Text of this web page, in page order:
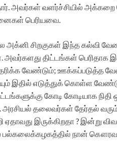
அவர்கள் வளர்ச்சியில்
பெரியவை.
அக்னி சிறகுகள் இந்த கல்வி
அவர்களது திட்டங்கள் பெரிதாக
வேண்டும்; ஊக்கப்படுத்த
இதில் எடுத்துக் கொள்ள
கோடி கோடியாக
அரசியல் தலைவர்கள் தேர்தல்
ஏதாவது இருக்கிறதா ? இன்று
பல்கலைக்கழகத்தில் நான் கௌரவ